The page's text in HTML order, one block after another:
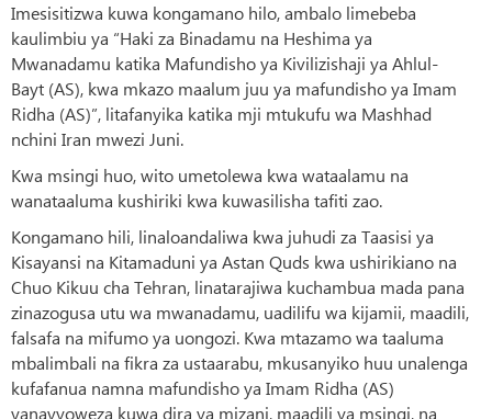
Imesisitizwa kuwa kongamano hilo, ambalo limebeba
kaulimbiu ya “Haki za Binadamu na Heshima ya
Mwanadamu katika Mafundisho ya Kivilizishaji ya Ahlul-
Bayt (AS), kwa mkazo maalum juu ya mafundisho ya Imam
Ridha (AS)”, litafanyika katika mji mtukufu wa Mashhad
nchini Iran mwezi Juni.
Kwa msingi huo, wito umetolewa kwa wataalamu na
wanataaluma kushiriki kwa kuwasilisha tafiti zao.
Kongamano hili, linaloandaliwa kwa juhudi za Taasisi ya
Kisayansi na Kitamaduni ya Astan Quds kwa ushirikiano na
Chuo Kikuu cha Tehran, linatarajiwa kuchambua mada pana
zinazogusa utu wa mwanadamu, uadilifu wa kijamii, maadili,
falsafa na mifumo ya uongozi. Kwa mtazamo wa taaluma
mbalimbali na fikra za ustaarabu, mkusanyiko huu unalenga
kufafanua namna mafundisho ya Imam Ridha (AS)
yanavyoweza kuwa dira ya mizani, maadili ya msingi, na